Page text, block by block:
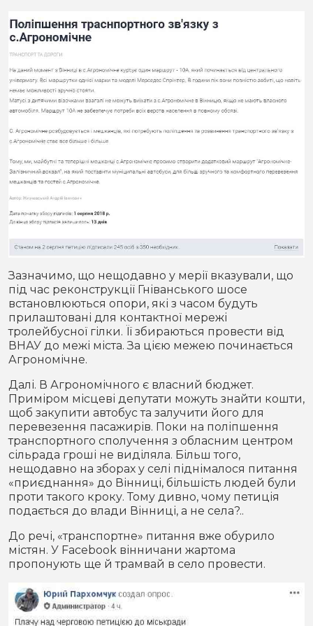
Зазначимо, що нещодавно у мерії вказували, що
під час реконструкції Гніванського шосе
встановлюються опори, які з часом будуть
прилаштовані для контактної мережі
тролейбусної гілки. Її збираються провести від
ВНАУ до межі міста. За цією межею починається
Агрономічне.
Далі. В Агрономічного є власний бюджет.
Приміром місцеві депутати можуть знайти кошти,
щоб закупити автобус та залучити його для
перевезення пасажирів. Поки на поліпшення
транспортного сполучення з обласним центром
сільрада гроші не виділяла. Більш того,
нещодавно на зборах у селі піднімалося питання
«приєднання» до Вінниці, більшість людей були
проти такого кроку. Тому дивно, чому петиція
подається до влади Вінниці, а не села?..
До речі, «транспортне» питання вже обурило
містян. У Facebook вінничани жартома
пропонують ще й трамвай в село провести.